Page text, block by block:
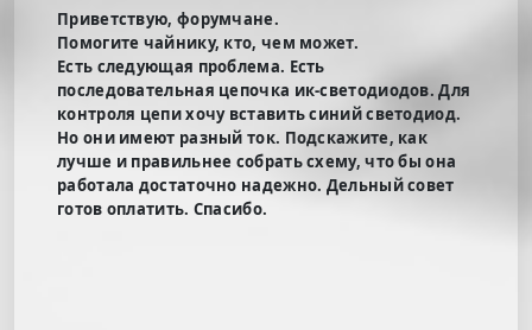
Приветствую, форумчане.
Помогите чайнику, кто, чем может.
Есть следующая проблема. Есть
последовательная цепочка ик-светодиодов. Для
контроля цепи хочу вставить синий светодиод.
Но они имеют разный ток. Подскажите, как
лучше и правильнее собрать схему, что бы она
работала достаточно надежно. Дельный совет
готов оплатить. Спасибо.